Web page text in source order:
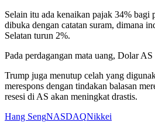
Selain itu ada kenaikan pajak 34%
dibuka dengan catatan suram, dimana
Selatan turun 2%.
Pada perdagangan mata uang, Dolar
Trump juga menutup celah yang
merespons dengan tindakan balasan
resesi di AS akan meningkat drastis.
Hang SengNASDAQNikkei